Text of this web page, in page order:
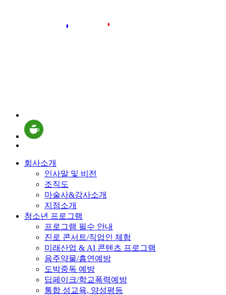
회사소개
인사말 및 비전
조직도
마술사&강사소개
지점소개
청소년 프로그램
프로그램 필수 안내
진로 콘서트/직업인 체험
미래산업 & AI 콘텐츠 프로그램
음주약물/흡연예방
도박중독 예방
딥페이크/학교폭력예방
통합 성교육, 양성평등